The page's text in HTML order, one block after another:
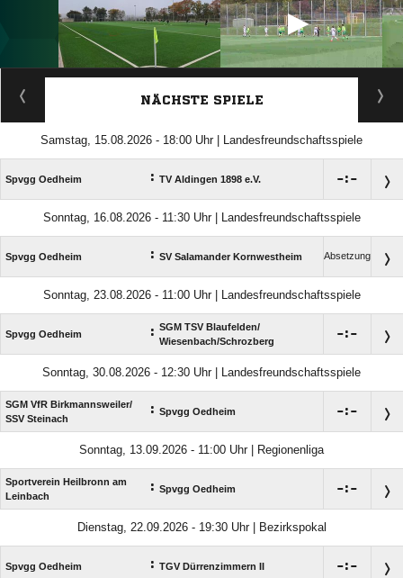
ANZEIGE
NÄCHSTE SPIELE
Samstag, 15.08.2026 - 18:00 Uhr | Landesfreundschaftsspiele
Spvgg Oedheim : TV Aldingen 1898 e.V. :
Sonntag, 16.08.2026 - 11:30 Uhr | Landesfreundschaftsspiele
Spvgg Oedheim : SV Salamander Kornwestheim Absetzung
Sonntag, 23.08.2026 - 11:00 Uhr | Landesfreundschaftsspiele
Spvgg Oedheim : SGM TSV Blaufelden/​
Wiesenbach/​Schrozberg
:
Sonntag, 30.08.2026 - 12:30 Uhr | Landesfreundschaftsspiele
SGM VfR Birkmannsweiler/​
SSV Steinach
: Spvgg Oedheim :
Sonntag, 13.09.2026 - 11:00 Uhr | Regionenliga
Sportverein Heilbronn am
Leinbach
: Spvgg Oedheim :
Dienstag, 22.09.2026 - 19:30 Uhr | Bezirkspokal
Spvgg Oedheim : TGV Dürrenzimmern II :